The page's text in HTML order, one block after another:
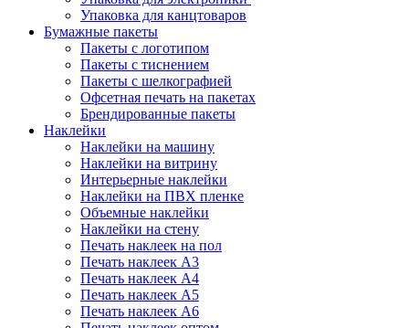
Упаковка для канцтоваров
Бумажные пакеты
Пакеты с логотипом
Пакеты с тиснением
Пакеты с шелкографией
Офсетная печать на пакетах
Брендированные пакеты
Наклейки
Наклейки на машину
Наклейки на витрину
Интерьерные наклейки
Наклейки на ПВХ пленке
Объемные наклейки
Наклейки на стену
Печать наклеек на пол
Печать наклеек А3
Печать наклеек А4
Печать наклеек А5
Печать наклеек А6